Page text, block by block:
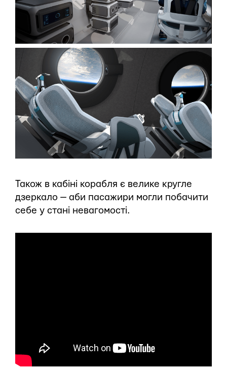
Також в кабіні корабля є велике кругле
дзеркало — аби пасажири могли побачити
себе у стані невагомості.